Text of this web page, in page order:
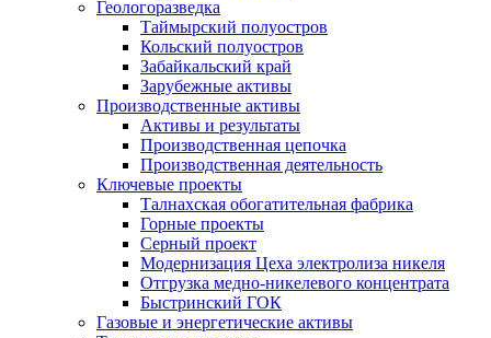
Геологоразведка
Таймырский полуостров
Кольский полуостров
Забайкальский край
Зарубежные активы
Производственные активы
Активы и результаты
Производственная цепочка
Производственная деятельность
Ключевые проекты
Талнахская обогатительная фабрика
Горные проекты
Серный проект
Модернизация Цеха электролиза никеля
Отгрузка медно-никелевого концентрата
Быстринский ГОК
Газовые и энергетические активы